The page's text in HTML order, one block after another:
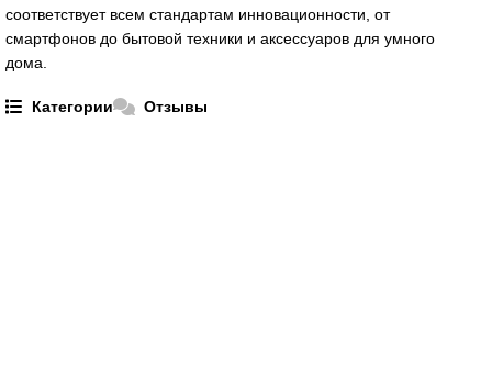
соответствует всем стандартам инновационности, от
смартфонов до бытовой техники и аксессуаров для умного
дома.
Категории Отзывы